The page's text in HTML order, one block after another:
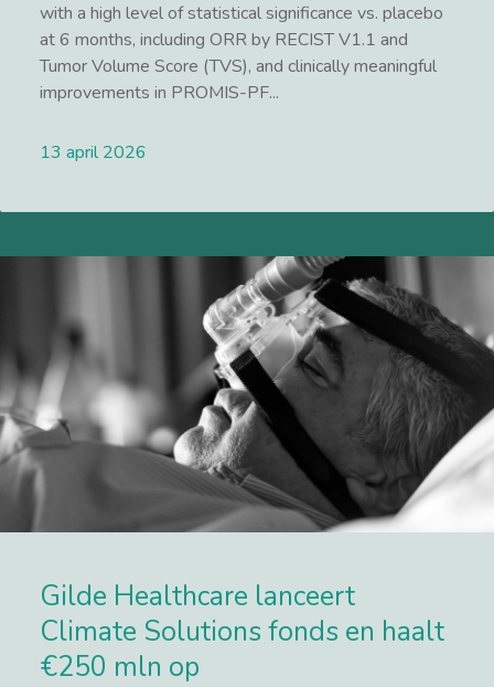
with a high level of statistical significance vs. placebo
at 6 months, including ORR by RECIST V1.1 and
Tumor Volume Score (TVS), and clinically meaningful
improvements in PROMIS-PF...
13 april 2026
Gilde Healthcare lanceert
Climate Solutions fonds en haalt
€250 mln op